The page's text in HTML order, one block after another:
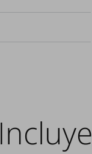
Incluye